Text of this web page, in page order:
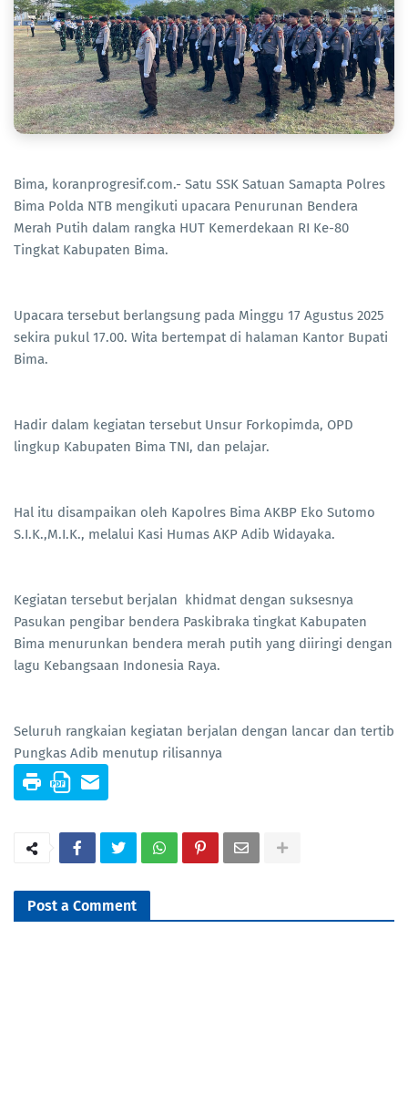
Bima, koranprogresif.com.- Satu SSK Satuan Samapta Polres
Bima Polda NTB mengikuti upacara Penurunan Bendera
Merah Putih dalam rangka HUT Kemerdekaan RI Ke-80
Tingkat Kabupaten Bima.
Upacara tersebut berlangsung pada Minggu 17 Agustus 2025
sekira pukul 17.00. Wita bertempat di halaman Kantor Bupati
Bima.
Hadir dalam kegiatan tersebut Unsur Forkopimda, OPD
lingkup Kabupaten Bima TNI, dan pelajar.
Hal itu disampaikan oleh Kapolres Bima AKBP Eko Sutomo
S.I.K.,M.I.K., melalui Kasi Humas AKP Adib Widayaka.
Kegiatan tersebut berjalan khidmat dengan suksesnya
Pasukan pengibar bendera Paskibraka tingkat Kabupaten
Bima menurunkan bendera merah putih yang diiringi dengan
lagu Kebangsaan Indonesia Raya.
Seluruh rangkaian kegiatan berjalan dengan lancar dan tertib
Pungkas Adib menutup rilisannya
Post a Comment